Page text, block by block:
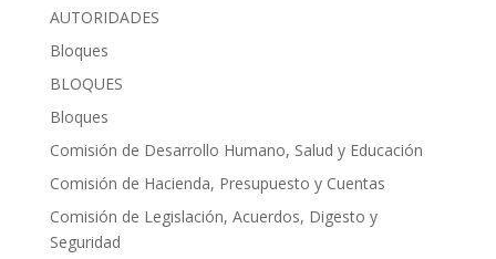
AUTORIDADES
Bloques
BLOQUES
Bloques
Comisión de Desarrollo Humano, Salud y Educación
Comisión de Hacienda, Presupuesto y Cuentas
Comisión de Legislación, Acuerdos, Digesto y
Seguridad